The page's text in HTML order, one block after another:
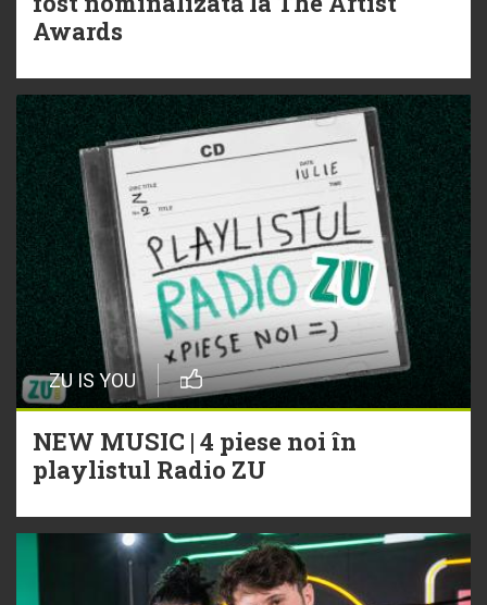
Awards
ZU IS YOU
NEW MUSIC | 4 piese noi în
playlistul Radio ZU